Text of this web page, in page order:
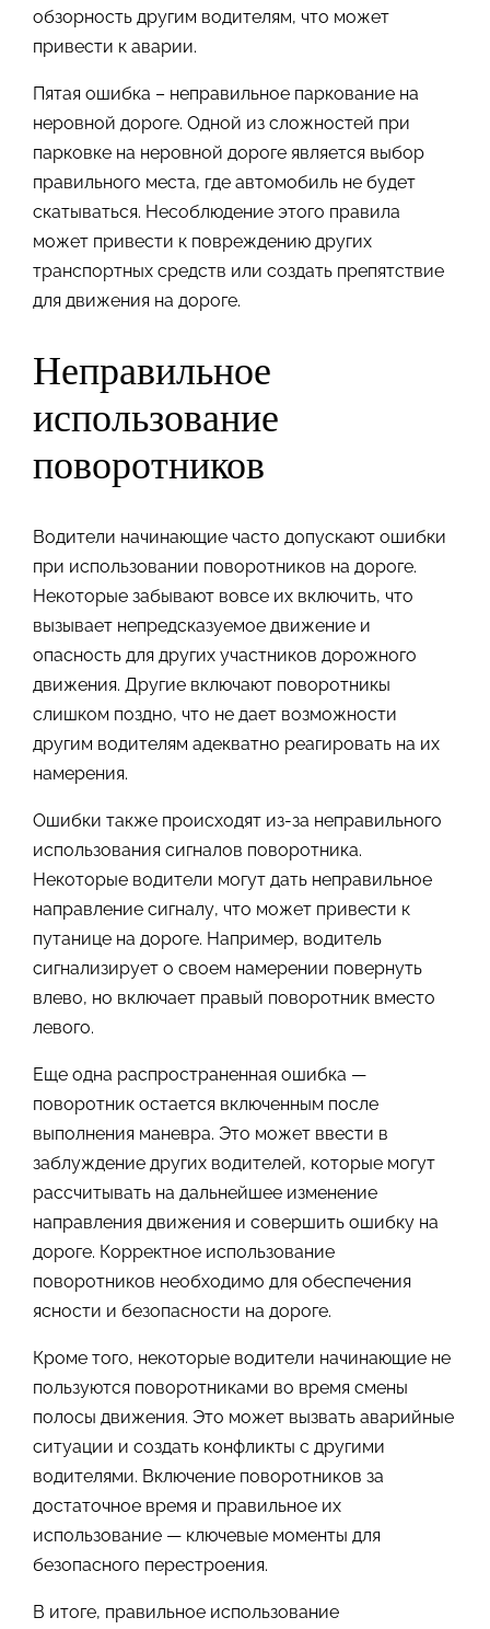
обзорность другим водителям, что может
привести к аварии.
Пятая ошибка – неправильное паркование на
неровной дороге. Одной из сложностей при
парковке на неровной дороге является выбор
правильного места, где автомобиль не будет
скатываться. Несоблюдение этого правила
может привести к повреждению других
транспортных средств или создать препятствие
для движения на дороге.
Неправильное
использование
поворотников
Водители начинающие часто допускают ошибки
при использовании поворотников на дороге.
Некоторые забывают вовсе их включить, что
вызывает непредсказуемое движение и
опасность для других участников дорожного
движения. Другие включают поворотникы
слишком поздно, что не дает возможности
другим водителям адекватно реагировать на их
намерения.
Ошибки также происходят из-за неправильного
использования сигналов поворотника.
Некоторые водители могут дать неправильное
направление сигналу, что может привести к
путанице на дороге. Например, водитель
сигнализирует о своем намерении повернуть
влево, но включает правый поворотник вместо
левого.
Еще одна распространенная ошибка —
поворотник остается включенным после
выполнения маневра. Это может ввести в
заблуждение других водителей, которые могут
рассчитывать на дальнейшее изменение
направления движения и совершить ошибку на
дороге. Корректное использование
поворотников необходимо для обеспечения
ясности и безопасности на дороге.
Кроме того, некоторые водители начинающие не
пользуются поворотниками во время смены
полосы движения. Это может вызвать аварийные
ситуации и создать конфликты с другими
водителями. Включение поворотников за
достаточное время и правильное их
использование — ключевые моменты для
безопасного перестроения.
В итоге, правильное использование